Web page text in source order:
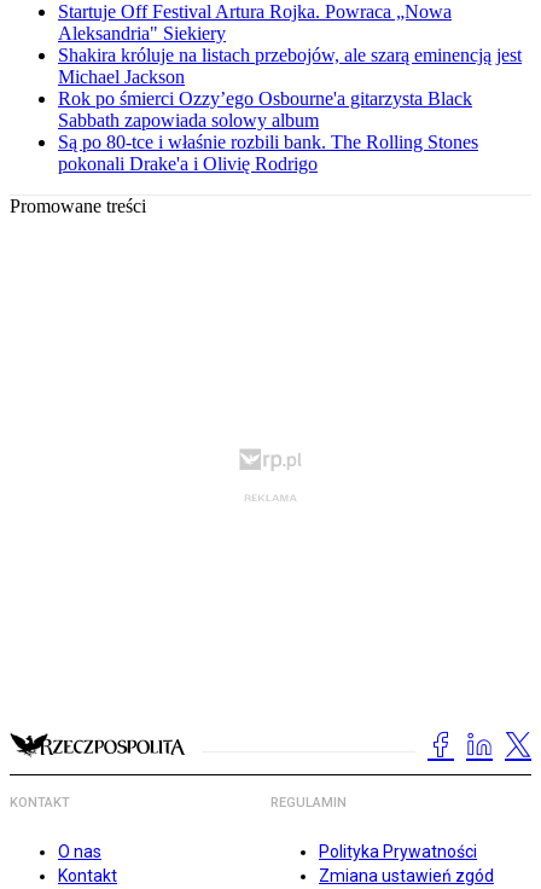
Startuje Off Festival Artura Rojka. Powraca „Nowa
Aleksandria" Siekiery
Shakira króluje na listach przebojów, ale szarą eminencją jest
Michael Jackson
Rok po śmierci Ozzy’ego Osbourne'a gitarzysta Black
Sabbath zapowiada solowy album
Są po 80-tce i właśnie rozbili bank. The Rolling Stones
pokonali Drake'a i Olivię Rodrigo
Promowane treści
KONTAKT
O nas
Kontakt
REGULAMIN
Polityka Prywatności
Zmiana ustawień zgód